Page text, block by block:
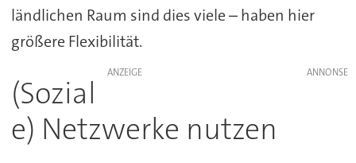
ländlichen Raum sind dies viele – haben hier
größere Flexibilität.
ANZEIGE
(Sozial
e) Netzwerke nutzen